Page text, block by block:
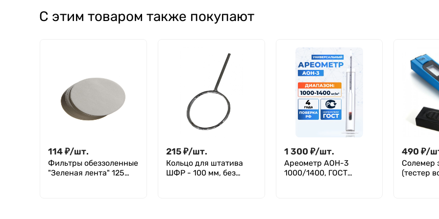
п, Jet Bio-
уплотнительным
резиновым
С этим товаром также покупают
114₽/шт.
Фильтры обеззоленные
"Зеленая лента" 125
215₽/шт.
Кольцо для штатива
ШФР - 100 мм, без
1 300 ₽/шт.
Ареометр АОН-3
1000/1400, ГОСТ
490 ₽/
Солемер
(тестер